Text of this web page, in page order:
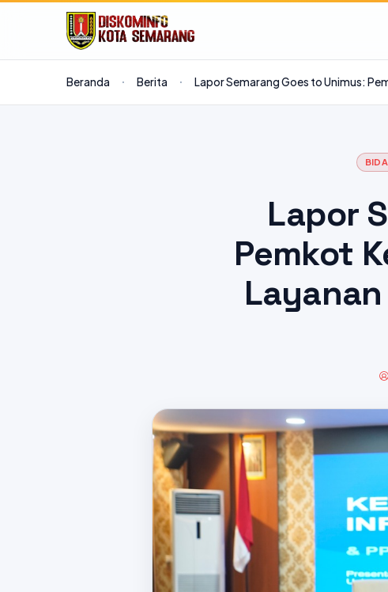
Beranda Berita Lapor Semarang Goes to Unimus:
Lapor
Pemkot